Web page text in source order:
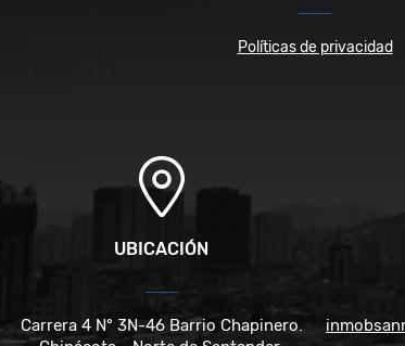
Políticas de privacidad
UBICACIÓN
Carrera 4 N° 3N-46 Barrio Chapinero.